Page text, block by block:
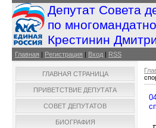
Депутат Совета
по
Крестинин
Главная | Регистрация | Вход | RSS
ГЛАВНАЯ СТРАНИЦА
ПРИВЕТСТВИЕ ДЕПУТАТА
СОВЕТ ДЕПУТАТОВ
БИОГРАФИЯ